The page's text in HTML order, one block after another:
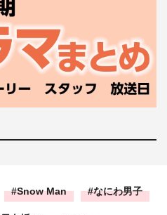
Snow Man なにわ男子